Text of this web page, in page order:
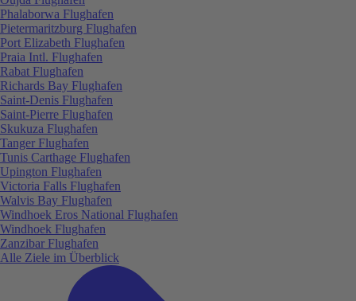
Phalaborwa Flughafen
Pietermaritzburg Flughafen
Port Elizabeth Flughafen
Praia Intl. Flughafen
Rabat Flughafen
Richards Bay Flughafen
Saint-Denis Flughafen
Saint-Pierre Flughafen
Skukuza Flughafen
Tanger Flughafen
Tunis Carthage Flughafen
Upington Flughafen
Victoria Falls Flughafen
Walvis Bay Flughafen
Windhoek Eros National Flughafen
Windhoek Flughafen
Zanzibar Flughafen
Alle Ziele im Überblick